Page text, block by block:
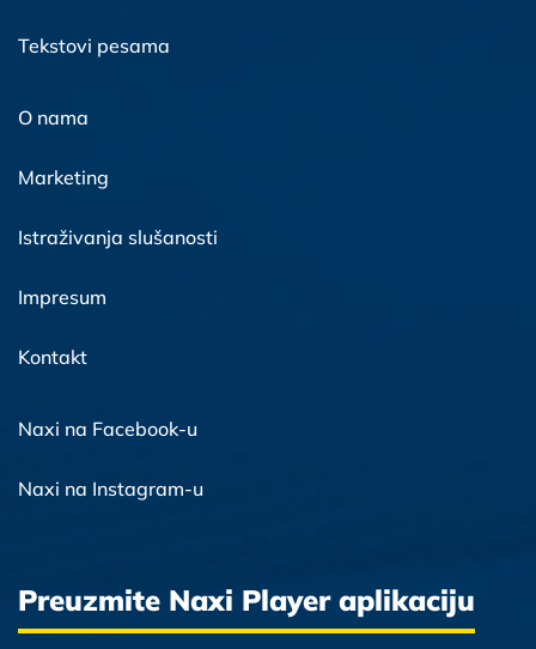
Tekstovi pesama
O nama
Marketing
Istraživanja slušanosti
Impresum
Kontakt
Naxi na Facebook-u
Naxi na Instagram-u
Preuzmite Naxi Player aplikaciju